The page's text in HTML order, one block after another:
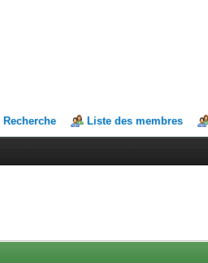
Recherche Liste des membres